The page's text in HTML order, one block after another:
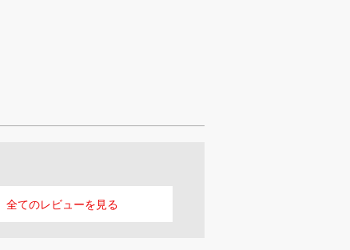
全てのレビューを見る